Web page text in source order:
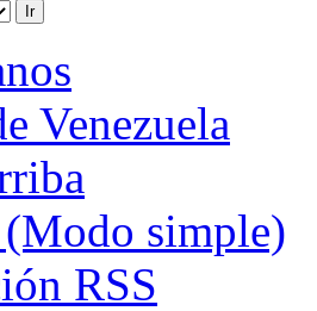
Venezuela
simple)
RSS